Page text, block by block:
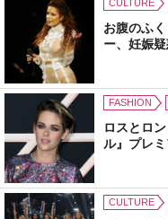
CULTURE
お腹のふ
ー、妊娠
FASHION
ロスとロ
ル』プレ
CULTURE